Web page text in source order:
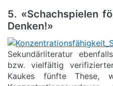
5. «Schachspielen
Denken!»
Sekundärliteratur
bzw. vielfältig
Kaukes fünfte These,